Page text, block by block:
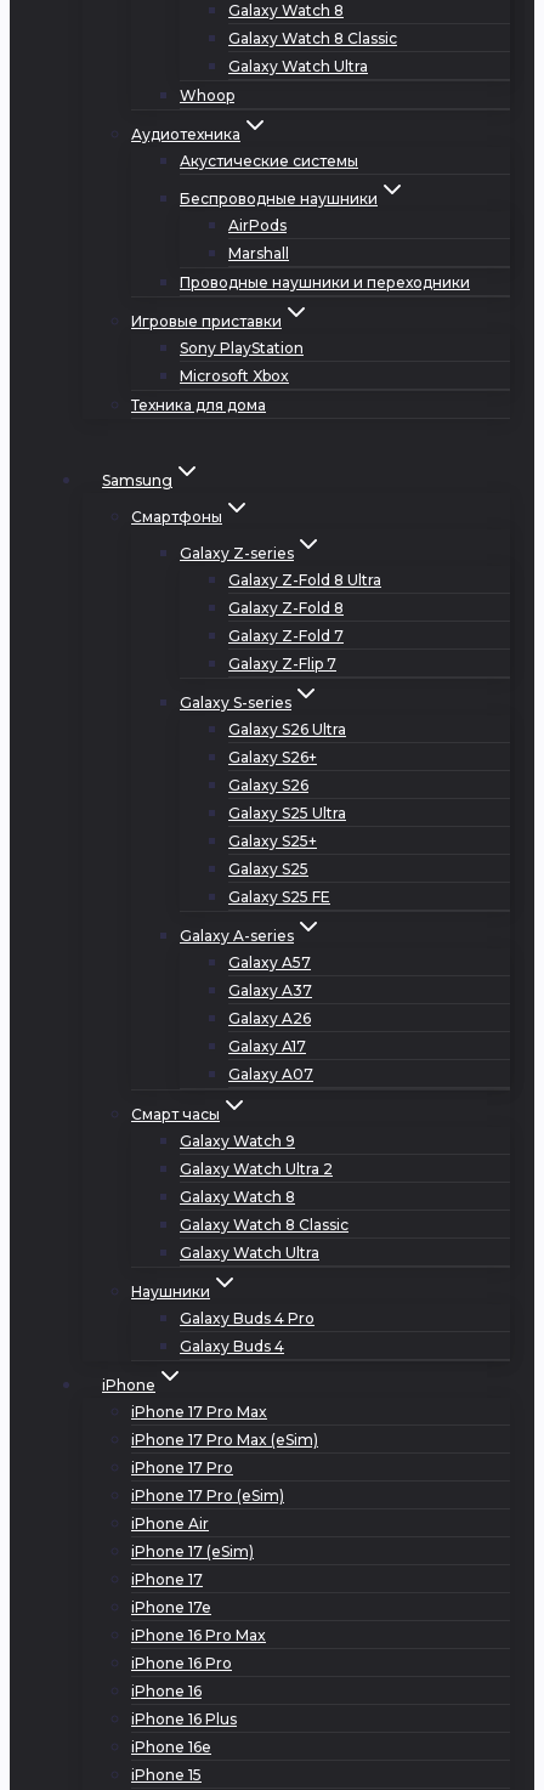
Galaxy Watch 8
Galaxy Watch 8 Classic
Galaxy Watch Ultra
Whoop
Аудиотехника
Акустические системы
Беспроводные наушники
AirPods
Marshall
Проводные наушники и переходники
Игровые приставки
Sony PlayStation
Microsoft Xbox
Техника для дома
Samsung
Смартфоны
Galaxy Z-series
Galaxy Z-Fold 8 Ultra
Galaxy Z-Fold 8
Galaxy Z-Fold 7
Galaxy Z-Flip 7
Galaxy S-series
Galaxy S26 Ultra
Galaxy S26+
Galaxy S26
Galaxy S25 Ultra
Galaxy S25+
Galaxy S25
Galaxy S25 FE
Galaxy A-series
Galaxy A57
Galaxy A37
Galaxy A26
Galaxy A17
Galaxy A07
Смарт часы
Galaxy Watch 9
Galaxy Watch Ultra 2
Galaxy Watch 8
Galaxy Watch 8 Classic
Galaxy Watch Ultra
Наушники
Galaxy Buds 4 Pro
Galaxy Buds 4
iPhone
iPhone 17 Pro Max
iPhone 17 Pro Max (eSim)
iPhone 17 Pro
iPhone 17 Pro (eSim)
iPhone Air
iPhone 17 (eSim)
iPhone 17
iPhone 17e
iPhone 16 Pro Max
iPhone 16 Pro
iPhone 16
iPhone 16 Plus
iPhone 16e
iPhone 15